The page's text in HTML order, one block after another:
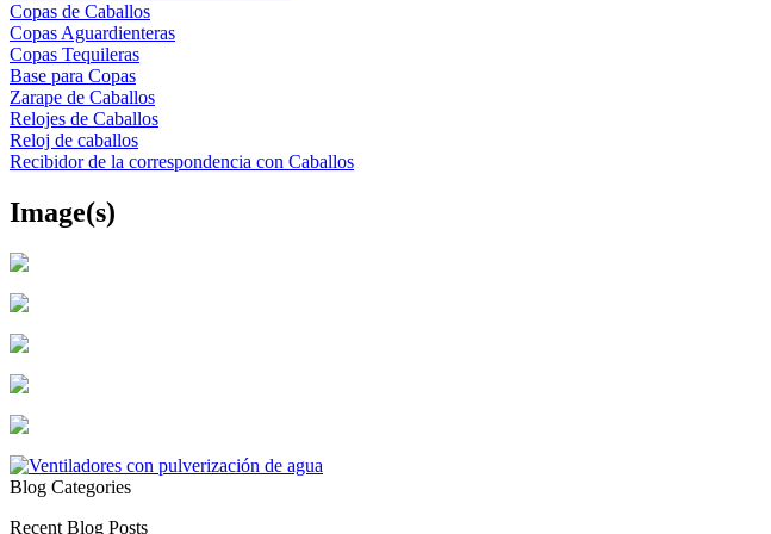
Copas de Caballos
Copas Aguardienteras
Copas Tequileras
Base para Copas
Zarape de Caballos
Relojes de Caballos
Reloj de caballos
Recibidor de la correspondencia con Caballos
Image(s)
Blog Categories
Recent Blog Posts